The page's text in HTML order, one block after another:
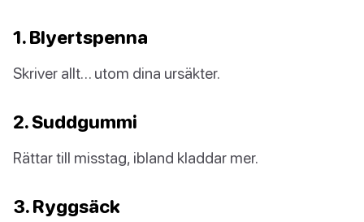
1. Blyertspenna
Skriver allt… utom dina ursäkter.
2. Suddgummi
Rättar till misstag, ibland kladdar mer.
3. Ryggsäck